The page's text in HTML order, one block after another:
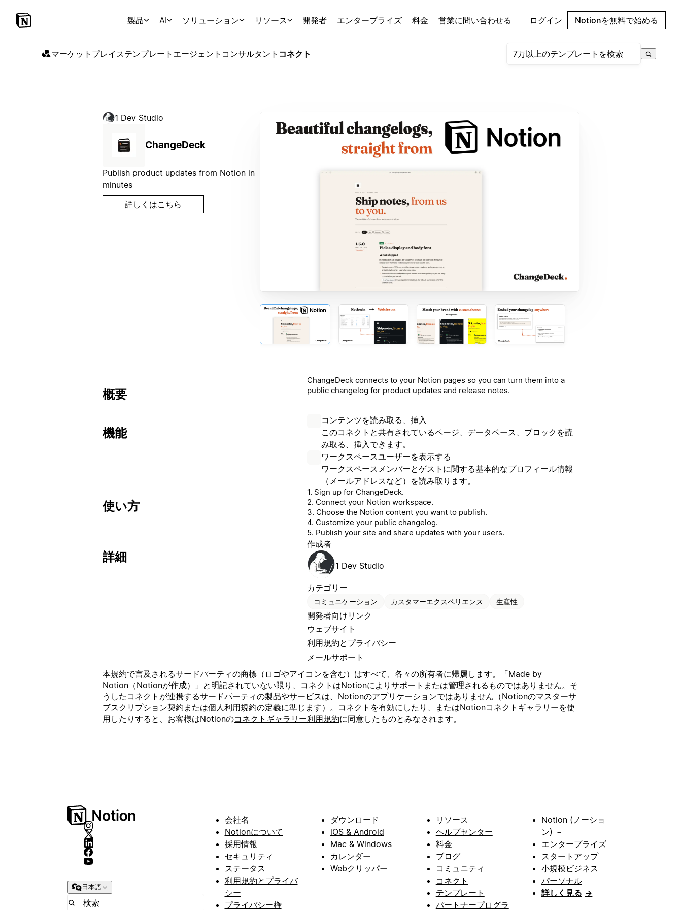
製品 AI ソリューション リソース 開発者 エンタープライズ 料金 営業に問い合わせる ログイン Notionを無料で始める
マーケットプレイステンプレート エージェント コンサルタント コネクト
1 Dev Studio
ChangeDeck
Publish product updates from Notion in
minutes
詳しくはこちら
概要
ChangeDeck connects to your Notion pages so you can turn them into a
public changelog for product updates and release notes.
機能
コンテンツを読み取る、挿入
このコネクトと共有されているページ、データベース、ブロックを読
み取る、挿入できます。
ワークスペースユーザーを表示する
ワークスペースメンバーとゲストに関する基本的なプロフィール情報
（メールアドレスなど）を読み取ります。
使い方
1. Sign up for ChangeDeck.
2. Connect your Notion workspace.
3. Choose the Notion content you want to publish.
4. Customize your public changelog.
5. Publish your site and share updates with your users.
詳細
作成者
1 Dev Studio
カテゴリー
コミュニケーション カスタマーエクスペリエンス 生産性
開発者向けリンク
ウェブサイト
利用規約とプライバシー
メールサポート
本規約で言及されるサードパーティの商標（ロゴやアイコンを含む）はすべて、各々の所有者に帰属します。「Made by
Notion（Notionが作成）」と明記されていない限り、コネクトはNotionによりサポートまたは管理されるものではありません。そ
うしたコネクトが連携するサードパーティの製品やサービスは、Notionのアプリケーションではありません（Notionのマスターサ
ブスクリプション契約 または個人利用規約の定義に準じます）。コネクトを有効にしたり、またはNotionコネクトギャラリーを使
用したりすると、お客様はNotionのコネクトギャラリー利用規約に同意したものとみなされます。
日本語
会社名
Notionについて
採用情報
セキュリティ
ステータス
利用規約とプライバ
シー
プライバシー権
ダウンロード
iOS & Android
Mac & Windows
カレンダー
Webクリッパー
リソース
ヘルプセンター
料金
ブログ
コミュニティ
コネクト
テンプレート
パートナープログラ
Notion (ノーショ
ン) －
エンタープライズ
スタートアップ
小規模ビジネス
パーソナル
詳しく見る →